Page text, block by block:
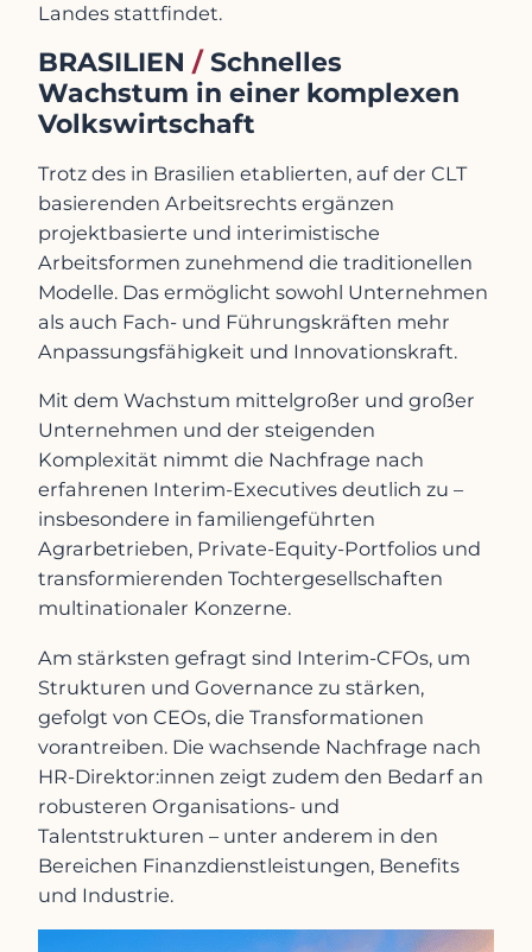
Landes stattfindet.
BRASILIEN /Schnelles
Wachstum in einer komplexen
Volkswirtschaft
Trotz des in Brasilien etablierten, auf der CLT
basierenden Arbeitsrechts ergänzen
projektbasierte und interimistische
Arbeitsformen zunehmend die traditionellen
Modelle. Das ermöglicht sowohl Unternehmen
als auch Fach- und Führungskräften mehr
Anpassungsfähigkeit und Innovationskraft.
Mit dem Wachstum mittelgroßer und großer
Unternehmen und der steigenden
Komplexität nimmt die Nachfrage nach
erfahrenen Interim-Executives deutlich zu –
insbesondere in familiengeführten
Agrarbetrieben, Private-Equity-Portfolios und
transformierenden Tochtergesellschaften
multinationaler Konzerne.
Am stärksten gefragt sind Interim-CFOs, um
Strukturen und Governance zu stärken,
gefolgt von CEOs, die Transformationen
vorantreiben. Die wachsende Nachfrage nach
HR-Direktor:innen zeigt zudem den Bedarf an
robusteren Organisations- und
Talentstrukturen – unter anderem in den
Bereichen Finanzdienstleistungen, Benefits
und Industrie.